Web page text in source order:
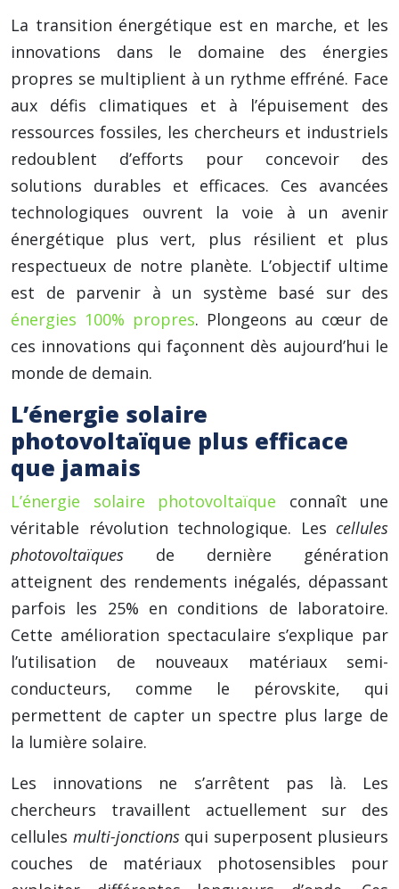
La transition énergétique est en marche, et les
innovations dans le domaine des énergies
propres se multiplient à un rythme effréné. Face
aux défis climatiques et à l’épuisement des
ressources fossiles, les chercheurs et industriels
redoublent d’efforts pour concevoir des
solutions durables et efficaces. Ces avancées
technologiques ouvrent la voie à un avenir
énergétique plus vert, plus résilient et plus
respectueux de notre planète. L’objectif ultime
est de parvenir à un système basé sur des
énergies 100% propres. Plongeons au cœur de
ces innovations qui façonnent dès aujourd’hui le
monde de demain.
L’énergie solaire
photovoltaïque plus efficace
que jamais
L’énergie solaire photovoltaïque connaît une
véritable révolution technologique. Les cellules
photovoltaïques de dernière génération
atteignent des rendements inégalés, dépassant
parfois les 25% en conditions de laboratoire.
Cette amélioration spectaculaire s’explique par
l’utilisation de nouveaux matériaux semi-
conducteurs, comme le pérovskite, qui
permettent de capter un spectre plus large de
la lumière solaire.
Les innovations ne s’arrêtent pas là. Les
chercheurs travaillent actuellement sur des
cellules multi-jonctionsqui superposent plusieurs
couches de matériaux photosensibles pour